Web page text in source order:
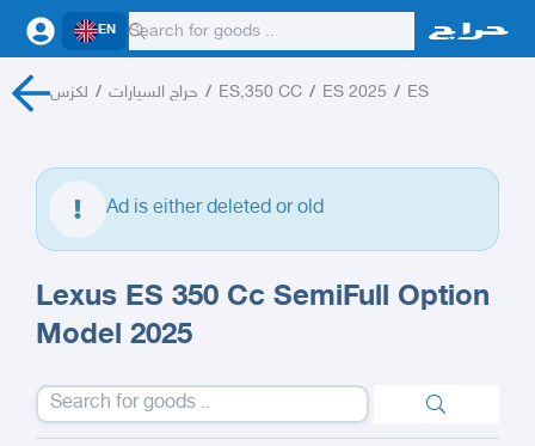
EN
لكزس / حراج السيارات / ES,350 CC / ES 2025 / ES
Ad is either deleted or old
Lexus ES 350 Cc SemiFull Option
Model 2025